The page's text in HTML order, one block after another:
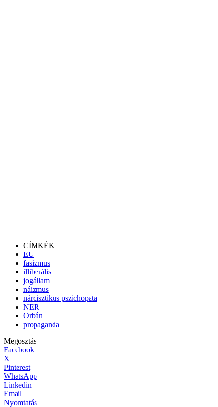
CÍMKÉK
EU
fasizmus
illiberális
jogállam
náizmus
nárcisztikus pszichopata
NER
Orbán
propaganda
Megosztás
Facebook
X
Pinterest
WhatsApp
Linkedin
Email
Nyomtatás